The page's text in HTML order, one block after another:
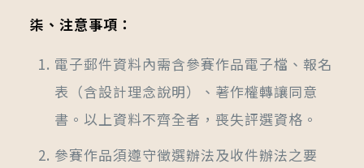
柒、注意事項：
電子郵件資料內需含參賽作品電子檔、報名
表（含設計理念說明）、著作權轉讓同意
書。以上資料不齊全者，喪失評選資格。
參賽作品須遵守徵選辦法及收件辦法之要